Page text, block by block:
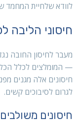
לוודא שלחיית המחמד
חיסוני הליבה
מעבר לחיסון החובה
— המומלצים לכלל
חיסונים אלה מגנים
לגרום לסיבוכים קשים.
חיסונים